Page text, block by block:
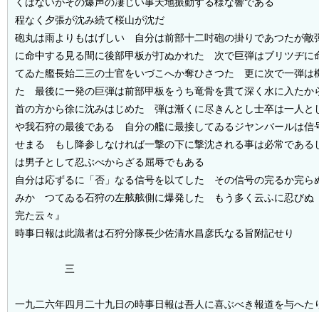
程なく夕張が沈み続て桜山が沈だ
砲丸は雨よりもはげしい 自分は前部十二吋砲の掛りであつたが敵
に命中する見る間に後部甲板が打ぬかれた 次で巨弾はブリツヂに
てゐた艦長始二三の士官をいづこへか奪ひさつた 更に次で一弾は
た 最後に一発の巨弾は前部甲板をうち竜骨を貫て深く水に入たか
首の方から徐に沈みはじめた 弾は漸くに尽きんとし士卒は一人と
や我石狩の最後である 自分の艦に最接してゐるジヤンバールは信
せまる もし降参しなければ一撃の下に撃沈される事は必常である
は男子として忍ぶべからざる屈辱でもある
自分は応ずるに「否」なる信号を以てした その信号の完るか完ら
みかゝつてゐる石狩の左舷舷側に爆発した もう多く云ふに忍び
完た云々』
時事日報は此識者は石狩分隊長少佐清水昌彦氏なる旨附記せり
三
一九二六年四月二十九日の時事日報は吾人に喜ぶべき報道を与へ